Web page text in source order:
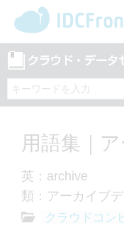
用語集｜
英：archive
類：アーカイブ
クラウドコン